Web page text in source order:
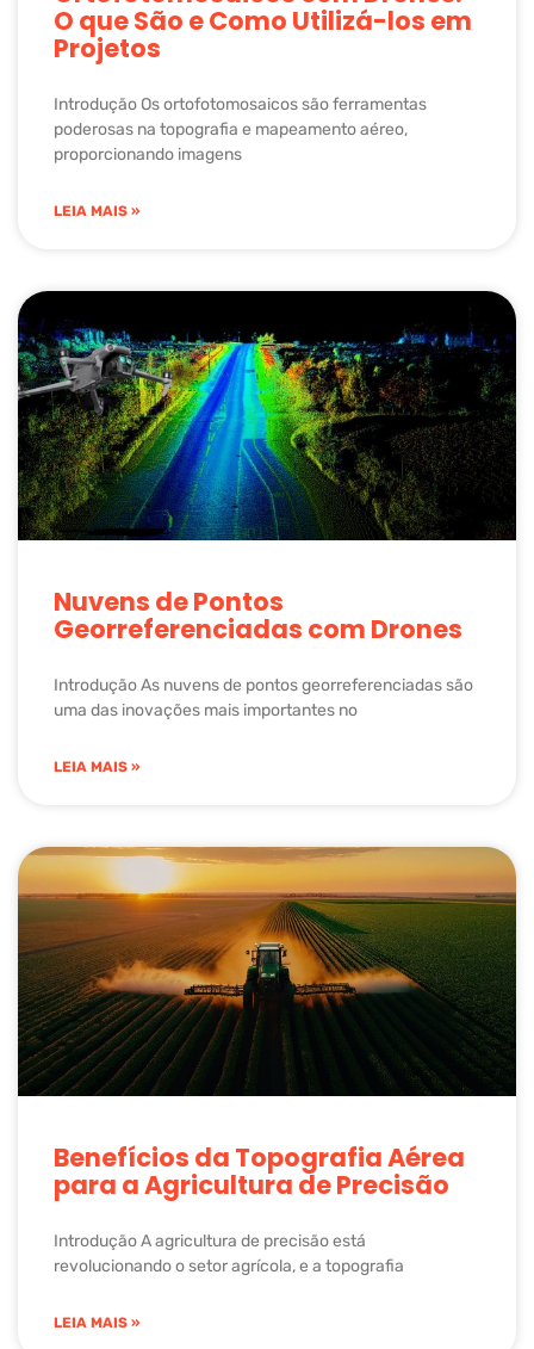
O que São e Como Utilizá-los em
Projetos
Introdução Os ortofotomosaicos são ferramentas
poderosas na topografia e mapeamento aéreo,
proporcionando imagens
LEIA MAIS »
Nuvens de Pontos
Georreferenciadas com Drones
Introdução As nuvens de pontos georreferenciadas são
uma das inovações mais importantes no
LEIA MAIS »
Benefícios da Topografia Aérea
para a Agricultura de Precisão
Introdução A agricultura de precisão está
revolucionando o setor agrícola, e a topografia
LEIA MAIS »